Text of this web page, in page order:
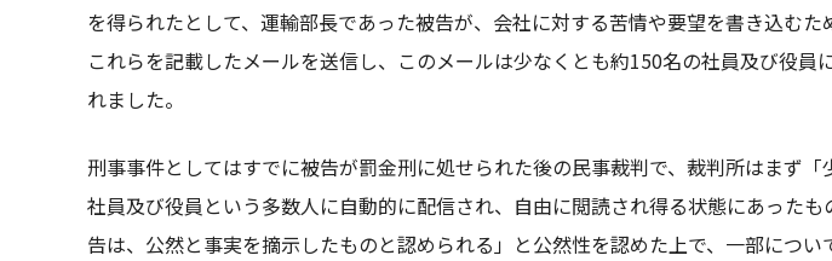
を得られたとして、運輸部長であった被告が、会社に対する苦情や要望を書き込むた
これらを記載したメールを送信し、このメールは少なくとも約150名の社員及び役員
れました。
刑事事件としてはすでに被告が罰金刑に処せられた後の民事裁判で、裁判所はまず「
社員及び役員という多数人に自動的に配信され、自由に閲読され得る状態にあった
告は、公然と事実を摘示したものと認められる」と公然性を認めた上で、一部につい